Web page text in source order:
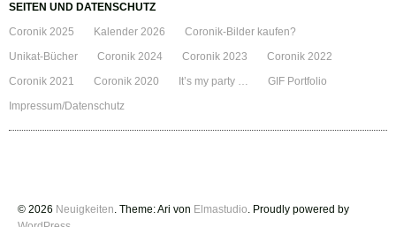
SEITEN UND DATENSCHUTZ
Coronik 2025
Kalender 2026
Coronik-Bilder kaufen?
Unikat-Bücher
Coronik 2024 Coronik 2023
Coronik 2022
Coronik 2021
Coronik 2020 It’s my party …
GIF Portfolio
Impressum/Datenschutz
© 2026 Neuigkeiten. Theme: Ari von Elmastudio. Proudly powered by